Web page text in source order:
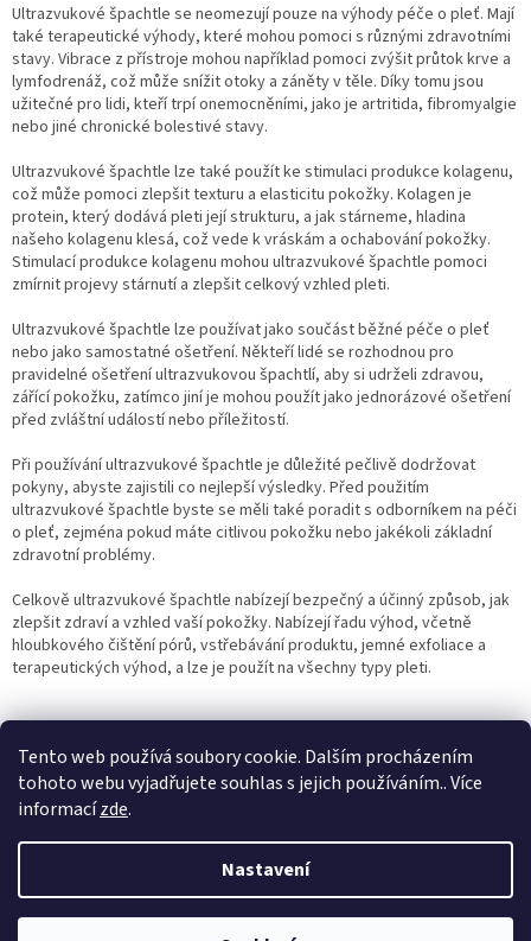
Tento web používá soubory cookie. Dalším procházením
tohoto webu vyjadřujete souhlas s jejich používáním.. Více
informacízde.
Nastavení
Ultrazvukové špachtle se neomezují pouze na výhody péče o pleť. Mají
také terapeutické výhody, které mohou pomoci s různými zdravotními
stavy. Vibrace z přístroje mohou například pomoci zvýšit průtok krve a
lymfodrenáž, což může snížit otoky a záněty v těle. Díky tomu jsou
užitečné pro lidi, kteří trpí onemocněními, jako je artritida, fibromyalgie
nebo jiné chronické bolestivé stavy.
Ultrazvukové špachtle lze také použít ke stimulaci produkce kolagenu,
což může pomoci zlepšit texturu a elasticitu pokožky. Kolagen je
protein, který dodává pleti její strukturu, a jak stárneme, hladina
našeho kolagenu klesá, což vede k vráskám a ochabování pokožky.
Stimulací produkce kolagenu mohou ultrazvukové špachtle pomoci
zmírnit projevy stárnutí a zlepšit celkový vzhled pleti.
Ultrazvukové špachtle lze používat jako součást běžné péče o pleť
nebo jako samostatné ošetření. Někteří lidé se rozhodnou pro
pravidelné ošetření ultrazvukovou špachtlí, aby si udrželi zdravou,
zářící pokožku, zatímco jiní je mohou použít jako jednorázové ošetření
před zvláštní událostí nebo příležitostí.
Při používání ultrazvukové špachtle je důležité pečlivě dodržovat
pokyny, abyste zajistili co nejlepší výsledky. Před použitím
ultrazvukové špachtle byste se měli také poradit s odborníkem na péči
o pleť, zejména pokud máte citlivou pokožku nebo jakékoli základní
zdravotní problémy.
Celkově ultrazvukové špachtle nabízejí bezpečný a účinný způsob, jak
zlepšit zdraví a vzhled vaší pokožky. Nabízejí řadu výhod, včetně
hloubkového čištění pórů, vstřebávání produktu, jemné exfoliace a
terapeutických výhod, a lze je použít na všechny typy pleti.
PŘEDCHOZÍ ČLÁNEK DALŠÍ ČLÁNEK
Vytvořil Shoptet